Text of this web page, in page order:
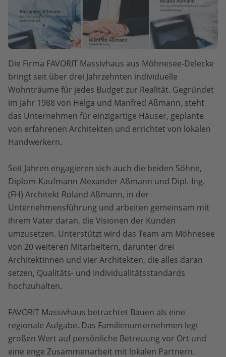
Die Firma FAVORIT Massivhaus aus Möhnesee-Delecke
bringt seit über drei Jahrzehnten individuelle
Wohnträume für jedes Budget zur Realität. Gegründet
im Jahr 1988 von Helga und Manfred Aßmann, steht
das Unternehmen für einzigartige Häuser, geplante
von erfahrenen Architekten und errichtet von lokalen
Handwerkern.
Seit Jahren engagieren sich auch die beiden Söhne,
Diplom-Kaufmann Alexander Aßmann und Dipl.-Ing.
(FH) Architekt Roland Aßmann, in der
Unternehmensführung und arbeiten gemeinsam mit
ihrem Vater daran, die Visionen der Kunden
umzusetzen. Unterstützt wird das Team am Möhnesee
von 20 weiteren Mitarbeitern, darunter drei
Architektinnen und vier Architekten, die alles daran
setzen, Qualitäts- und Individualitätsstandards
hochzuhalten.
FAVORIT Massivhaus betrachtet Bauen als eine
regionale Aufgabe. Das Familienunternehmen legt
großen Wert auf persönliche Betreuung vor Ort und
eine enge Zusammenarbeit mit lokalen Partnern.